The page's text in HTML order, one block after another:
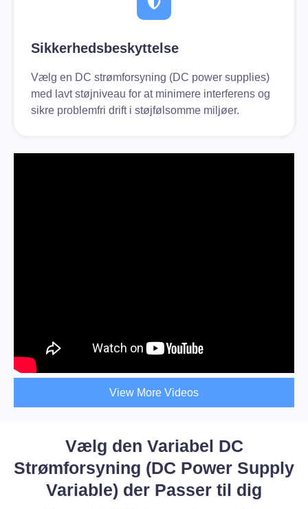
Sikkerhedsbeskyttelse
Vælg en DC strømforsyning (DC power supplies)
med lavt støjniveau for at minimere interferens og
sikre problemfri drift i støjfølsomme miljøer.
View More Videos
Vælg den Variabel DC
Strømforsyning (DC Power Supply
Variable) der Passer til dig